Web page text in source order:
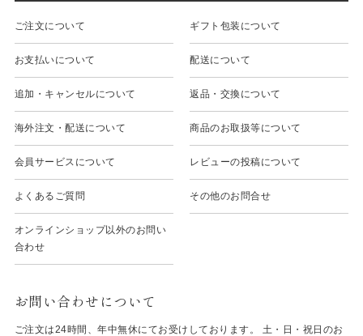
ご注文について ギフト包装について
お支払いについて 配送について
追加・キャンセルについて 返品・交換について
海外注文・配送について 商品のお取扱等について
会員サービスについて レビューの投稿について
よくあるご質問 その他のお問合せ
オンラインショップ以外のお問い
合わせ
お問い合わせについて
ご注文は24時間、年中無休にてお受けしております。 土・日・祝日のお